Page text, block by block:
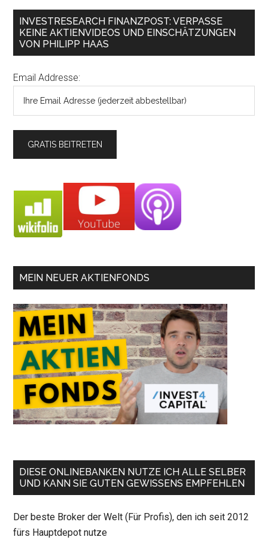
INVESTRESEARCH FINANZPOST: VERPASSE
KEINE AKTIENVIDEOS UND EINSCHÄTZUNGEN
VON PHILIPP HAAS
Email Addresse:
MEIN NEUER AKTIENFONDS
DIESE ONLINEBANKEN NUTZE ICH ALLE SELBER
UND KANN SIE GUTEN GEWISSENS EMPFEHLEN
Der beste Broker der Welt (Für Profis), den ich seit 2012
fürs Hauptdepot nutze